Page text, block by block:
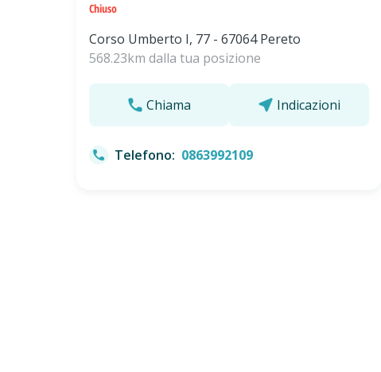
Chiuso
Corso Umberto I, 77 - 67064 Pereto
568.23km dalla tua posizione
Chiama Indicazioni
Telefono: 0863992109